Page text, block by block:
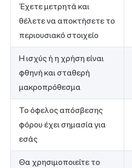
Έχετε μετρητά και
θέλετε να αποκτήσετε το
περιουσιακό στοιχείο
Η ισχύς ή η χρήση είναι
φθηνή και σταθερή
μακροπρόθεσμα
Το όφελος απόσβεσης
φόρου έχει σημασία για
εσάς
Θα χρησιμοποιείτε το